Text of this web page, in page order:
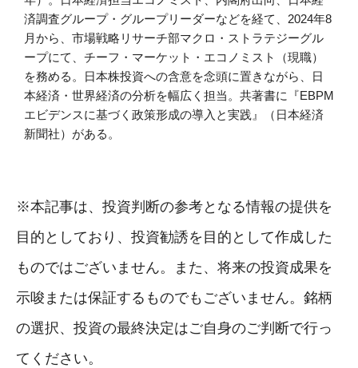
済調査グループ・グループリーダーなどを経て、2024年8
月から、市場戦略リサーチ部マクロ・ストラテジーグル
ープにて、チーフ・マーケット・エコノミスト（現職）
を務める。日本株投資への含意を念頭に置きながら、日
本経済・世界経済の分析を幅広く担当。共著書に『EBPM
エビデンスに基づく政策形成の導入と実践』（日本経済
新聞社）がある。
※本記事は、投資判断の参考となる情報の提供を
目的としており、投資勧誘を目的として作成した
ものではございません。また、将来の投資成果を
示唆または保証するものでもございません。銘柄
の選択、投資の最終決定はご自身のご判断で行っ
てください。